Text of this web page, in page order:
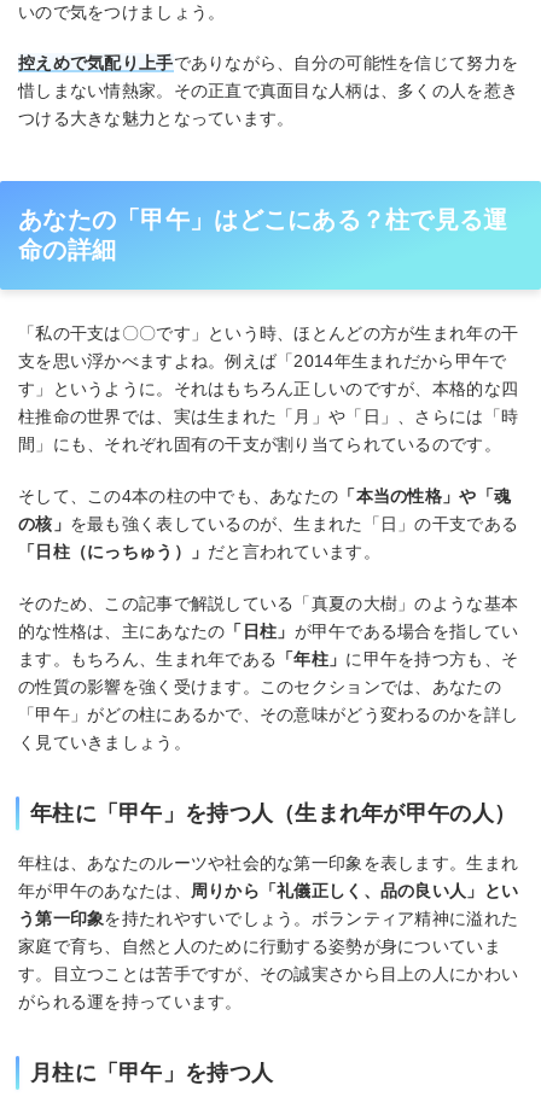
いので気をつけましょう。
控えめで気配り上手でありながら、自分の可能性を信じて努力を
惜しまない情熱家。その正直で真面目な人柄は、多くの人を惹き
つける大きな魅力となっています。
あなたの「甲午」はどこにある？柱で見る運
命の詳細
「私の干支は〇〇です」という時、ほとんどの方が生まれ年の干
支を思い浮かべますよね。例えば「2014年生まれだから甲午で
す」というように。それはもちろん正しいのですが、本格的な四
柱推命の世界では、実は生まれた「月」や「日」、さらには「時
間」にも、それぞれ固有の干支が割り当てられているのです。
そして、この4本の柱の中でも、あなたの 「本当の性格」や「魂
の核」 を最も強く表しているのが、生まれた「日」の干支である
「日柱（にっちゅう）」 だと言われています。
そのため、この記事で解説している「真夏の大樹」のような基本
的な性格は、主にあなたの 「日柱」 が甲午である場合を指してい
ます。もちろん、生まれ年である
「年柱」 に甲午を持つ方も、そ
の性質の影響を強く受けます。このセクションでは、あなたの
「甲午」がどの柱にあるかで、その意味がどう変わるのかを詳し
く見ていきましょう。
年柱に「甲午」を持つ人（生まれ年が甲午の人）
年柱は、あなたのルーツや社会的な第一印象を表します。生まれ
年が甲午のあなたは、 周りから「礼儀正しく、品の良い人」とい
う第一印象を持たれやすいでしょう。ボランティア精神に溢れた
家庭で育ち、自然と人のために行動する姿勢が身についていま
す。目立つことは苦手ですが、その誠実さから目上の人にかわい
がられる運を持っています。
月柱に「甲午」を持つ人